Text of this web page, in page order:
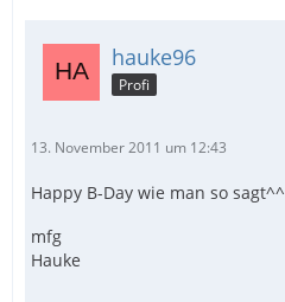
hauke96
Profi
13. November 2011 um 12:43
Happy B-Day wie man so sagt^^
mfg
Hauke